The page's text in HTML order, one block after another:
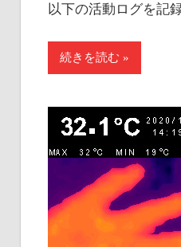
以下の活動ログを記
続きを読む